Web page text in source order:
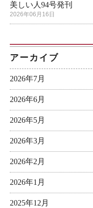
美しい人94号発刊
2026年06月16日
アーカイブ
2026年7月
2026年6月
2026年5月
2026年3月
2026年2月
2026年1月
2025年12月